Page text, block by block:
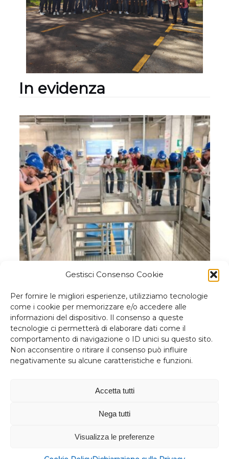
Gestisci Consenso Cookie
Per fornire le migliori esperienze, utilizziamo tecnologie
come i cookie per memorizzare e/o accedere alle
informazioni del dispositivo. Il consenso a queste
tecnologie ci permetterà di elaborare dati come il
comportamento di navigazione o ID unici su questo sito.
Non acconsentire o ritirare il consenso può influire
negativamente su alcune caratteristiche e funzioni.
Accetta tutti
Nega tutti
Visualizza le preferenze
In evidenza
Visita alla Centrale idroelettrica Edison…